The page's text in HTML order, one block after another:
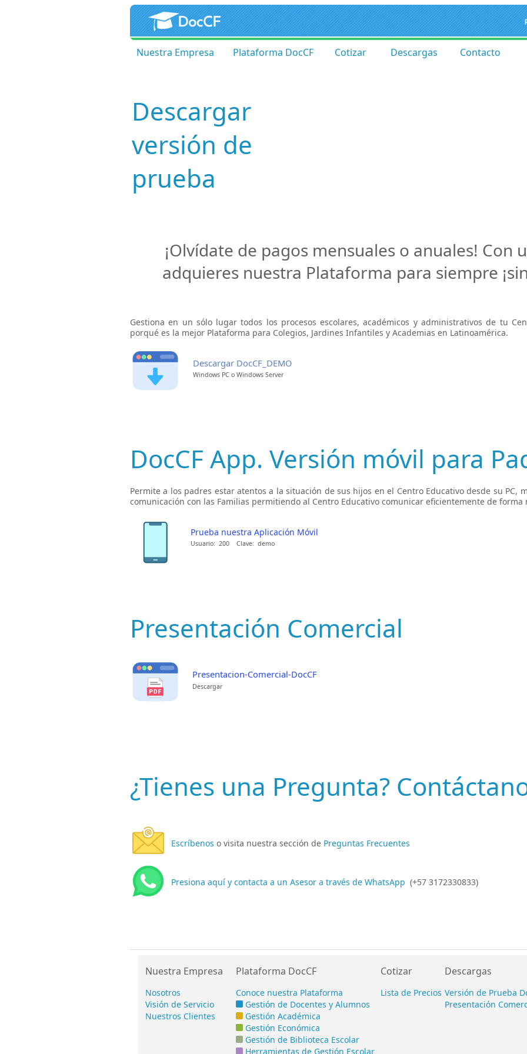
Nuestra Empresa Plataforma DocCF Cotizar Descargas Contacto
Descargar
versión de
prueba
¡Olvídate de pagos mensuales o anuales! Con
adquieres nuestra Plataforma para siempre
Gestiona en un sólo lugar todos los procesos escolares, académicos y administrativos de tu
porqué es la mejor Plataforma para Colegios, Jardines Infantiles y Academias en Latinoamérica.
Descargar DocCF_DEMO
Windows PC o Windows Server
DocCF App. Versión móvil para
Permite a los padres estar atentos a la situación de sus hijos en el Centro Educativo desde su PC,
comunicación con las Familias permitiendo al Centro Educativo comunicar eficientemente de forma
Prueba nuestra Aplicación Móvil
Usuario: 200 Clave: demo
Presentación Comercial
Presentacion-Comercial-DocCF
Descargar
¿Tienes una Pregunta?
Escríbenos o visita nuestra sección de Preguntas Frecuentes
Presiona aquí y contacta a un Asesor a través de WhatsApp (+57 3172330833)
Nuestra Empresa Plataforma DocCF Cotizar Descargas
Nosotros Conoce nuestra Plataforma Lista de Precios Versión de Prueba
Visión de Servicio
Gestión de Docentes y Alumnos
Presentación
Nuestros Clientes
Gestión Académica
Gestión Económica
Gestión de Biblioteca Escolar
Herramientas de Gestión Escolar